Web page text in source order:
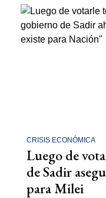
CRISIS ECONÓMICA
Luego de
de Sadir
para Milei